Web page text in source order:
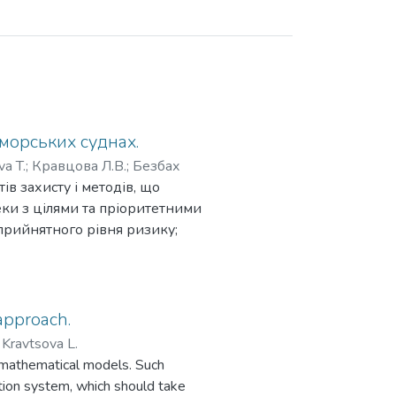
суднах.
T.; Кравцова Л.В.; Безбах
захисту і методів, що
з цілями та пріоритетними
рівня ризику;
суднових систем, а
перевірки повноти
основних етапів дій в
деталізації факторів
Kravtsova L.
models. Such
system, which should take